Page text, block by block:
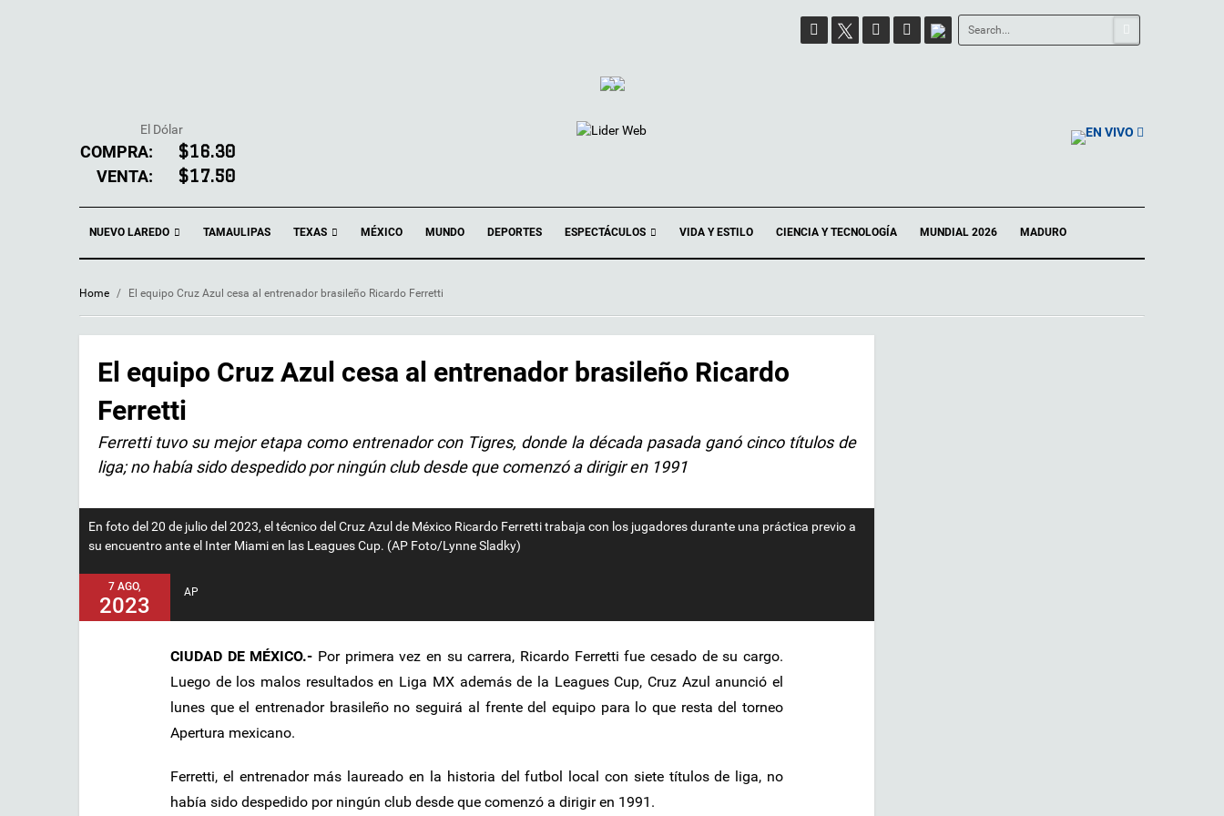
El Dólar
COMPRA: $16.30
VENTA: $17.50
EN VIVO
NUEVO LAREDO TAMAULIPAS TEXAS MÉXICO MUNDO DEPORTES ESPECTÁCULOS VIDA Y ESTILO CIENCIA Y TECNOLOGÍA MUNDIAL 2026 MADURO
Home / El equipo Cruz Azul cesa al entrenador brasileño Ricardo Ferretti
El equipo Cruz Azul cesa al entrenador brasileño Ricardo
Ferretti
Ferretti tuvo su mejor etapa como entrenador con Tigres, donde la década pasada ganó cinco títulos de
liga; no había sido despedido por ningún club desde que comenzó a dirigir en 1991
En foto del 20 de julio del 2023, el técnico del Cruz Azul de México Ricardo Ferretti trabaja con los jugadores durante una práctica previo a
su encuentro ante el Inter Miami en las Leagues Cup. (AP Foto/Lynne Sladky)
7 AGO,
2023
AP
CIUDAD DE MÉXICO.- Por primera vez en su carrera, Ricardo Ferretti fue cesado de su cargo.
Luego de los malos resultados en Liga MX además de la Leagues Cup, Cruz Azul anunció el
lunes que el entrenador brasileño no seguirá al frente del equipo para lo que resta del torneo
Apertura mexicano.
Ferretti, el entrenador más laureado en la historia del futbol local con siete títulos de liga, no
había sido despedido por ningún club desde que comenzó a dirigir en 1991.